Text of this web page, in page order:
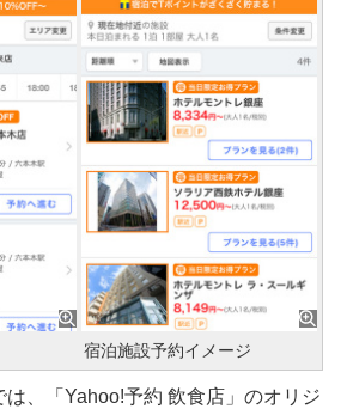
宿泊施設予約イメージ
、「Yahoo!予約 飲食店」のオリジ